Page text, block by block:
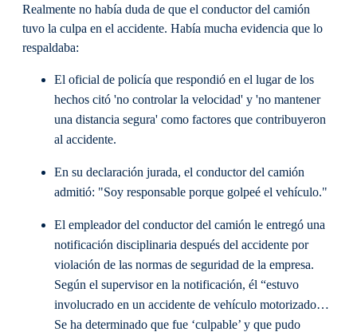
Realmente no había duda de que el conductor del camión
tuvo la culpa en el accidente. Había mucha evidencia que lo
respaldaba:
El oficial de policía que respondió en el lugar de los
hechos citó 'no controlar la velocidad' y 'no mantener
una distancia segura' como factores que contribuyeron
al accidente.
En su declaración jurada, el conductor del camión
admitió: "Soy responsable porque golpeé el vehículo."
El empleador del conductor del camión le entregó una
notificación disciplinaria después del accidente por
violación de las normas de seguridad de la empresa.
Según el supervisor en la notificación, él “estuvo
involucrado en un accidente de vehículo motorizado…
Se ha determinado que fue ‘culpable’ y que pudo